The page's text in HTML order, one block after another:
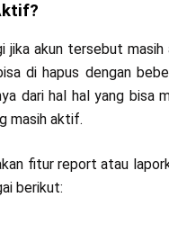
jika akun tersebut
di hapus dengan
dari hal hal yang bisa
masih aktif.
fitur report atau
berikut: